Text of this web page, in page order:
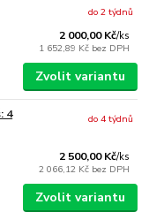
2 000,00 Kč/ks
1 652,89 Kč bez DPH
do 2 týdnů
Zvolit variantu
4
2 500,00 Kč/ks
2 066,12 Kč bez DPH
do 4 týdnů
Zvolit variantu